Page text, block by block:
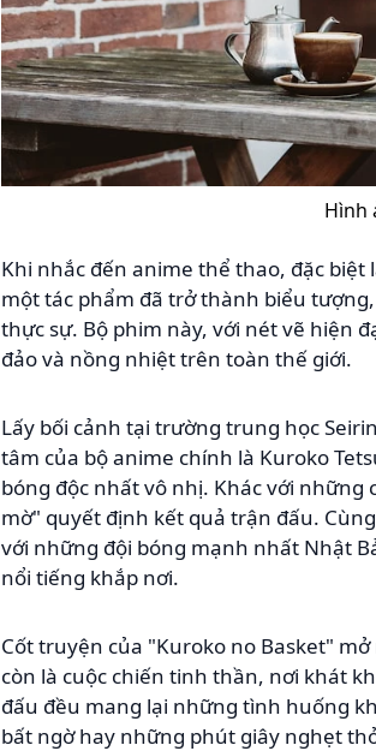
Hình
Khi nhắc đến anime thể thao, đặc
một tác phẩm đã trở thành biểu
thực sự. Bộ phim này, với nét vẽ hiện
đảo và nồng nhiệt trên toàn thế giới.
Lấy bối cảnh tại trường trung học
tâm của bộ anime chính là Kuroko
bóng độc nhất vô nhị. Khác với
mờ" quyết định kết quả trận đấu.
với những đội bóng mạnh nhất Nhật
nổi tiếng khắp nơi.
Cốt truyện của "Kuroko no Basket"
còn là cuộc chiến tinh thần, nơi khát
đấu đều mang lại những tình huống
bất ngờ hay những phút giây nghẹt